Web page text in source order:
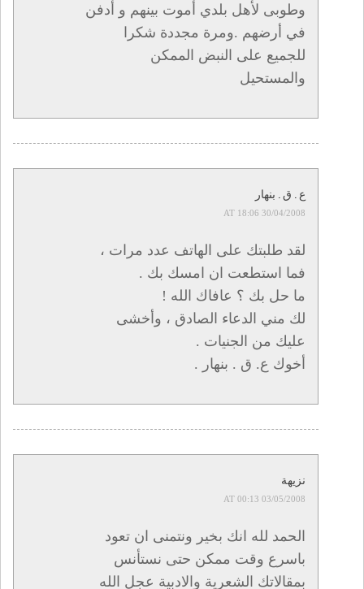
وطوبى لأهل بلدي أموت بينهم و أدفن
في أرضهم .ومرة مجددة شكرا
للجميع على النبض الممكن
والمستحيل
ع . ق . بنهار
30/04/2008 AT 18:06
لقد طلبتك على الهاتف عدد مرات ،
فما استطعت ان امسك بك .
ما حل بك ؟ عافاك الله !
لك مني الدعاء الصادق ، وأخشى
عليك من الجنيات .
أخوك ع. ق . بنهار .
نزيهة
03/05/2008 AT 00:13
الحمد لله انك بخير ونتمنى ان تعود
باسرع وقت ممكن حتى نستأنس
بمقالاتك الشعرية والادبية عجل الله